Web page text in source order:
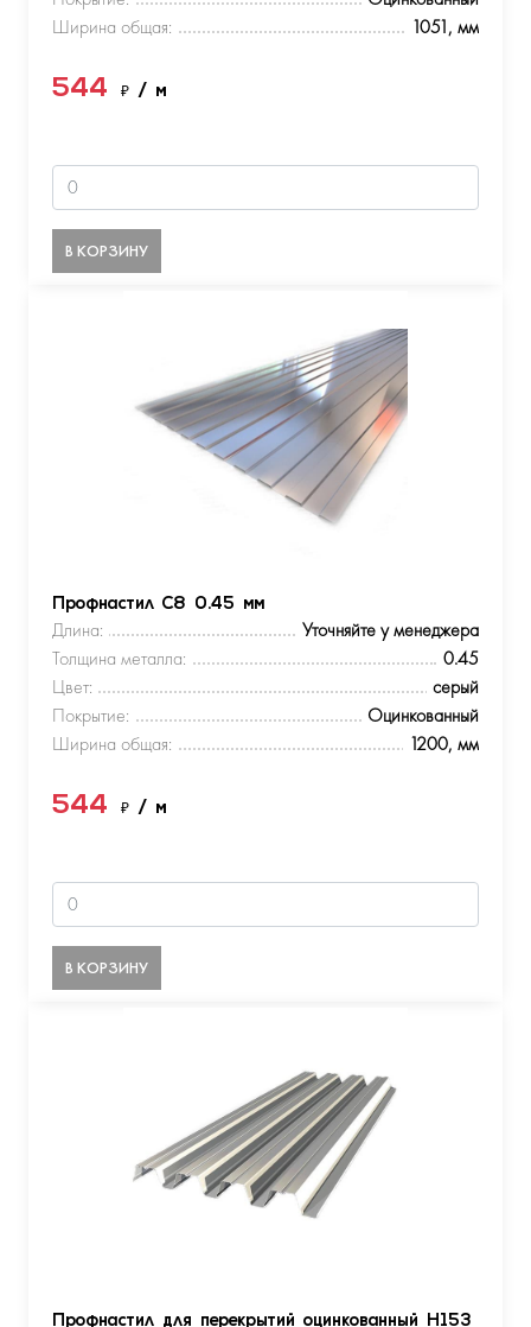
Ширина общая:
1051, мм
544 ₽ / м
В КОРЗИНУ
Профнастил С8 0.45 мм
Длина:
Уточняйте у менеджера
Толщина металла:
0.45
Цвет:
серый
Покрытие:
Оцинкованный
Ширина общая:
1200, мм
544 ₽ / м
В КОРЗИНУ
Профнастил для перекрытий оцинкованный Н153